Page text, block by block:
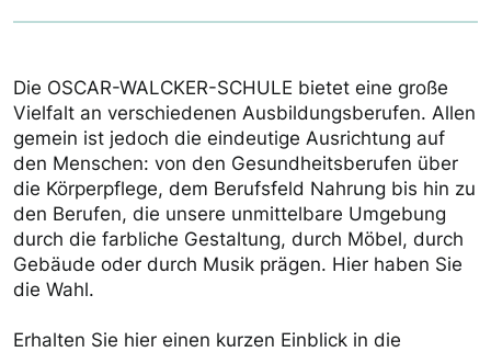
Die OSCAR-WALCKER-SCHULE bietet eine große
Vielfalt an verschiedenen Ausbildungsberufen. Allen
gemein ist jedoch die eindeutige Ausrichtung auf
den Menschen: von den Gesundheitsberufen über
die Körperpflege, dem Berufsfeld Nahrung bis hin zu
den Berufen, die unsere unmittelbare Umgebung
durch die farbliche Gestaltung, durch Möbel, durch
Gebäude oder durch Musik prägen. Hier haben Sie
die Wahl.
Erhalten Sie hier einen kurzen Einblick in die